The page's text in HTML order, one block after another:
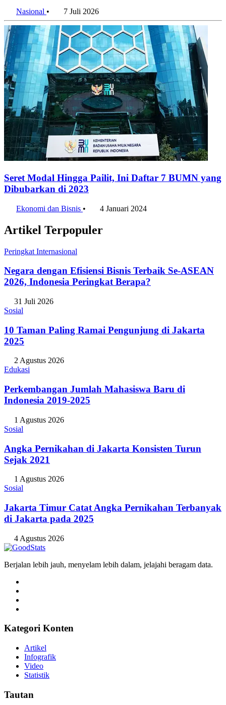
Nasional • 7 Juli 2026
Seret Modal Hingga Pailit, Ini Daftar 7 BUMN yang
Dibubarkan di 2023
Ekonomi dan Bisnis • 4 Januari 2024
Artikel Terpopuler
Peringkat Internasional
Negara dengan Efisiensi Bisnis Terbaik Se-ASEAN
2026, Indonesia Peringkat Berapa?
31 Juli 2026
Sosial
10 Taman Paling Ramai Pengunjung di Jakarta
2025
2 Agustus 2026
Edukasi
Perkembangan Jumlah Mahasiswa Baru di
Indonesia 2019-2025
1 Agustus 2026
Sosial
Angka Pernikahan di Jakarta Konsisten Turun
Sejak 2021
1 Agustus 2026
Sosial
Jakarta Timur Catat Angka Pernikahan Terbanyak
di Jakarta pada 2025
4 Agustus 2026
Berjalan lebih jauh, menyelam lebih dalam, jelajahi beragam data.
Kategori Konten
Artikel
Infografik
Video
Statistik
Tautan